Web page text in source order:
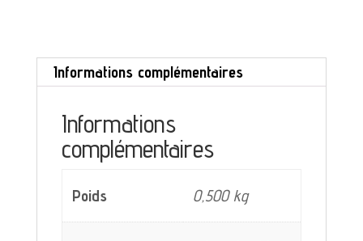
tressée
Informations complémentaires
Informations
complémentaires
Poids 0,500 kg